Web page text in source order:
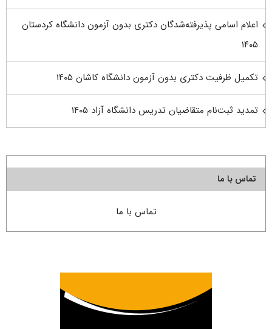
اعلام اسامی پذیرفته‌شدگان دکتری بدون آزمون دانشگاه کردستان
۱۴۰۵
تکمیل ظرفیت دکتری بدون آزمون دانشگاه کاشان ۱۴۰۵
تمدید ثبت‌نام متقاضیان تدریس دانشگاه آزاد ۱۴۰۵
تماس با ما
تماس با ما